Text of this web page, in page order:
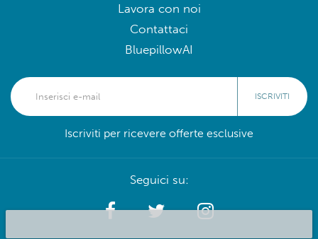
Lavora con noi
Contattaci
BluepillowAI
ISCRIVITI
Iscriviti per ricevere offerte esclusive
Seguici su: